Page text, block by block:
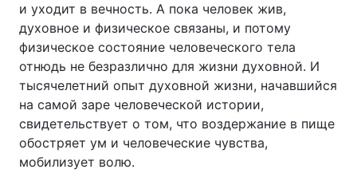
и уходит в вечность. А пока человек жив,
духовное и физическое связаны, и потому
физическое состояние человеческого тела
отнюдь не безразлично для жизни духовной. И
тысячелетний опыт духовной жизни, начавшийся
на самой заре человеческой истории,
свидетельствует о том, что воздержание в пище
обостряет ум и человеческие чувства,
мобилизует волю.